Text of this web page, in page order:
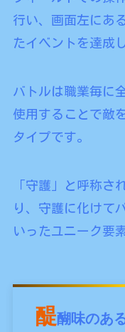
行い、画面左にあ
たイベントを達成
バトルは職業毎に
使用することで敵
タイプです。
「守護」と呼称さ
り、守護に化けて
いったユニーク要
醍醐味のあ